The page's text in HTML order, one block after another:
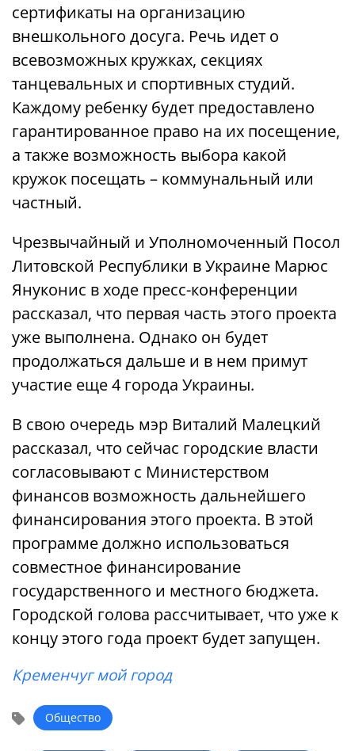
сертификаты на организацию
внешкольного досуга. Речь идет о
всевозможных кружках, секциях
танцевальных и спортивных студий.
Каждому ребенку будет предоставлено
гарантированное право на их посещение,
а также возможность выбора какой
кружок посещать – коммунальный или
частный.
Чрезвычайный и Уполномоченный Посол
Литовской Республики в Украине Марюс
Януконис в ходе пресс-конференции
рассказал, что первая часть этого проекта
уже выполнена. Однако он будет
продолжаться дальше и в нем примут
участие еще 4 города Украины.
В свою очередь мэр Виталий Малецкий
рассказал, что сейчас городские власти
согласовывают с Министерством
финансов возможность дальнейшего
финансирования этого проекта. В этой
программе должно использоваться
совместное финансирование
государственного и местного бюджета.
Городской голова рассчитывает, что уже к
концу этого года проект будет запущен.
Кременчуг мой город
Общество